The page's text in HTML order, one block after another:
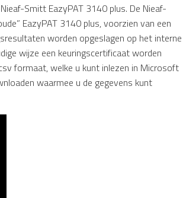
Smitt EazyPAT 3140 plus. De Nieaf-
EazyPAT 3140 plus, voorzien van een
worden opgeslagen op het interne
wijze een keuringscertificaat worden
formaat, welke u kunt inlezen in Microsoft
waarmee u de gegevens kunt